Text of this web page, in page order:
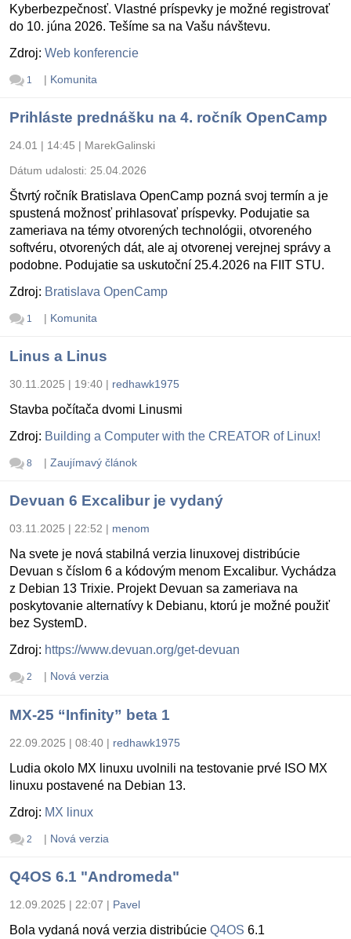
Kyberbezpečnosť. Vlastné príspevky je možné registrovať
do 10. júna 2026. Tešíme sa na Vašu návštevu.
Zdroj: Web konferencie
1 | Komunita
Prihláste prednášku na 4. ročník OpenCamp
24.01 | 14:45 | MarekGalinski
Dátum udalosti: 25.04.2026
Štvrtý ročník Bratislava OpenCamp pozná svoj termín a je
spustená možnosť prihlasovať príspevky. Podujatie sa
zameriava na témy otvorených technológii, otvoreného
softvéru, otvorených dát, ale aj otvorenej verejnej správy a
podobne. Podujatie sa uskutoční 25.4.2026 na FIIT STU.
Zdroj: Bratislava OpenCamp
1 | Komunita
Linus a Linus
30.11.2025 | 19:40 | redhawk1975
Stavba počítača dvomi Linusmi
Zdroj: Building a Computer with the CREATOR of Linux!
8 | Zaujímavý článok
Devuan 6 Excalibur je vydaný
03.11.2025 | 22:52 | menom
Na svete je nová stabilná verzia linuxovej distribúcie
Devuan s číslom 6 a kódovým menom Excalibur. Vychádza
z Debian 13 Trixie. Projekt Devuan sa zameriava na
poskytovanie alternatívy k Debianu, ktorú je možné použiť
bez SystemD.
Zdroj: https://www.devuan.org/get-devuan
2 | Nová verzia
MX-25 “Infinity” beta 1
22.09.2025 | 08:40 | redhawk1975
Ludia okolo MX linuxu uvolnili na testovanie prvé ISO MX
linuxu postavené na Debian 13.
Zdroj: MX linux
2 | Nová verzia
Q4OS 6.1 "Andromeda"
12.09.2025 | 22:07 | Pavel
Bola vydaná nová verzia distribúcie Q4OS 6.1